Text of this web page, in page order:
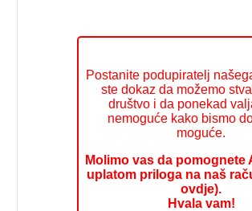
Postanite podupiratelj
ste dokaz da možemo
društvo i da ponekad
nemoguće kako bismo
moguće.
Molimo vas da pomognete
uplatom priloga na naš
ovdje).
Hvala vam!